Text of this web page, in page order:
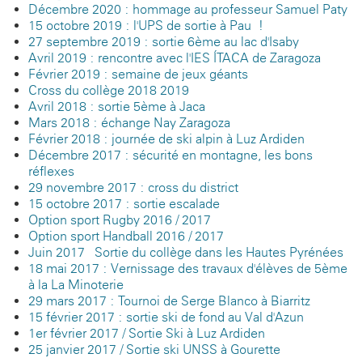
Décembre 2020 : hommage au professeur Samuel Paty
15 octobre 2019 : l'UPS de sortie à Pau !
27 septembre 2019 : sortie 6ème au lac d'Isaby
Avril 2019 : rencontre avec l'IES ÍTACA de Zaragoza
Février 2019 : semaine de jeux géants
Cross du collège 2018-2019
Avril 2018 : sortie 5ème à Jaca
Mars 2018 : échange Nay-Zaragoza
Février 2018 : journée de ski alpin à Luz-Ardiden
Décembre 2017 : sécurité en montagne, les bons
réflexes
29 novembre 2017 : cross du district
15 octobre 2017 : sortie escalade
Option sport Rugby 2016 / 2017
Option sport Handball 2016 / 2017
Juin 2017 - Sortie du collège dans les Hautes Pyrénées
18 mai 2017 : Vernissage des travaux d'élèves de 5ème
à la La Minoterie
29 mars 2017 : Tournoi de Serge Blanco à Biarritz
15 février 2017 : sortie ski de fond au Val d'Azun
1er février 2017 / Sortie Ski à Luz Ardiden
25 janvier 2017 / Sortie ski UNSS à Gourette